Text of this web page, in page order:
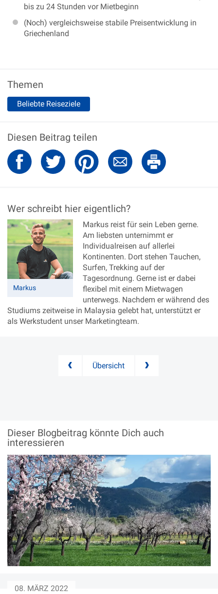
bis zu 24 Stunden vor Mietbeginn
(Noch) vergleichsweise stabile Preisentwicklung in
Griechenland
Themen
Beliebte Reiseziele
Diesen Beitrag teilen
Wer schreibt hier eigentlich?
Markus
Markus reist für sein Leben gerne.
Am liebsten unternimmt er
Individualreisen auf allerlei
Kontinenten. Dort stehen Tauchen,
Surfen, Trekking auf der
Tagesordnung. Gerne ist er dabei
flexibel mit einem Mietwagen
unterwegs. Nachdem er während des
Studiums zeitweise in Malaysia gelebt hat, unterstützt er
als Werkstudent unser Marketingteam.
Übersicht
Dieser Blogbeitrag könnte Dich auch
interessieren
08. MÄRZ 2022